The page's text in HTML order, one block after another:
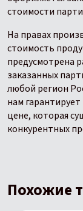
стоимости
На правах
стоимость
предусмотрена
заказанных
любой регион
нам
цене, которая
конкурентных
Похожие